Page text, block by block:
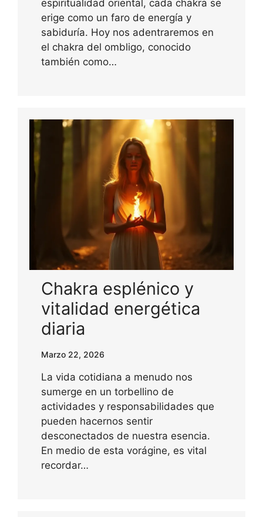
espiritualidad oriental, cada chakra se
erige como un faro de energía y
sabiduría. Hoy nos adentraremos en
el chakra del ombligo, conocido
también como…
Chakra esplénico y
vitalidad energética
diaria
Marzo 22, 2026
La vida cotidiana a menudo nos
sumerge en un torbellino de
actividades y responsabilidades que
pueden hacernos sentir
desconectados de nuestra esencia.
En medio de esta vorágine, es vital
recordar…